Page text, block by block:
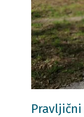
Pravljični